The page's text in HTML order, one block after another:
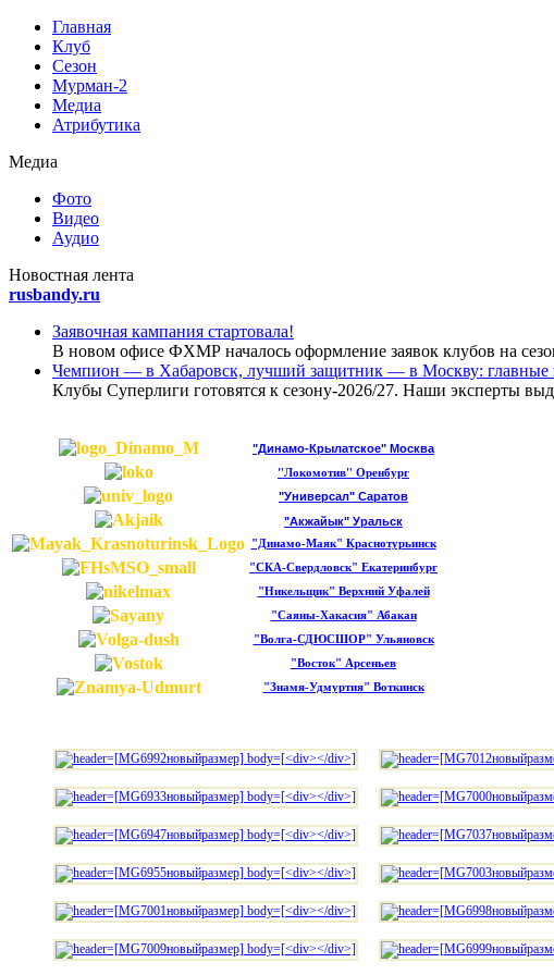
Главная
Клуб
Сезон
Мурман-2
Медиа
Атрибутика
Медиа
Фото
Видео
Аудио
Новoстная лента
rusbandy.ru
Заявочная кампания стартовала!
В новом офисе ФХМР началось оформление заявок клубов на
Чемпион — в Хабаровск, лучший защитник — в Москву: главные
Клубы Суперлиги готовятся к сезону-2026/27. Наши эксперты
"Динамо-Крылатское" Москва
"Локомотив" Оренбург
"Универсал" Саратов
"Акжайык" Уральск
"Динамо-Маяк" Краснотурьинск
"СКА-Свердловск" Екатеринбург
"Никельщик" Верхний Уфалей
"Саяны-Хакасия" Абакан
"Волга-СДЮСШОР" Ульяновск
"Восток" Арсеньев
"Знамя-Удмуртия" Воткинск